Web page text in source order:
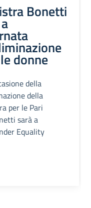
Bonetti
donne
della
della
per le Pari
sarà a
Equality